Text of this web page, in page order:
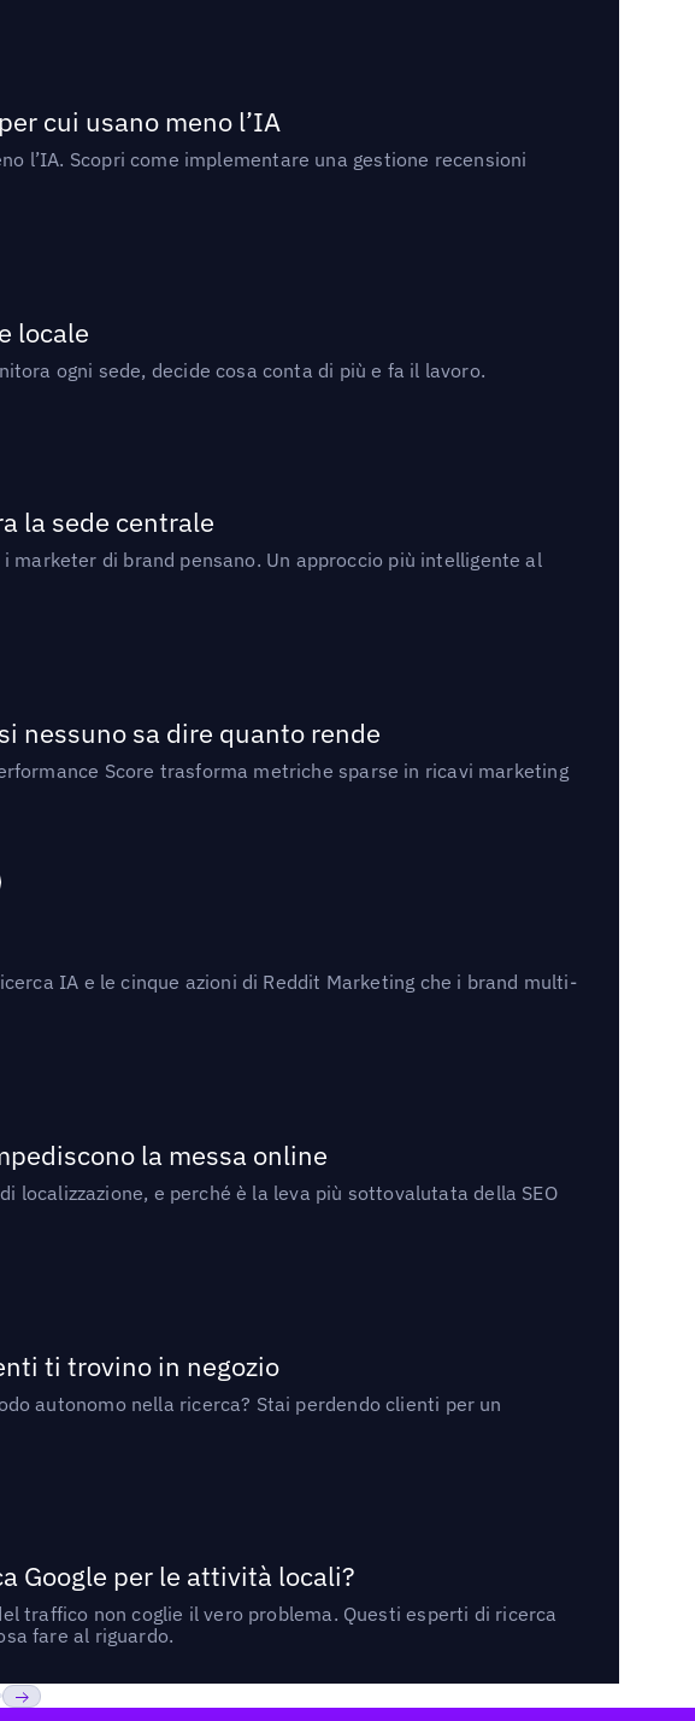
cui usano meno l’IA
l’IA. Scopri come implementare una gestione recensioni
locale
ogni sede, decide cosa conta di più e fa il lavoro.
la sede centrale
marketer di brand pensano. Un approccio più intelligente al
nessuno sa dire quanto rende
Score trasforma metriche sparse in ricavi marketing
IA e le cinque azioni di Reddit Marketing che i brand multi-
la messa online
localizzazione, e perché è la leva più sottovalutata della SEO
ti trovino in negozio
autonomo nella ricerca? Stai perdendo clienti per un
Google per le attività locali?
traffico non coglie il vero problema. Questi esperti di ricerca
fare al riguardo.